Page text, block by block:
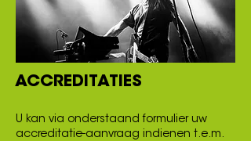
ACCREDITATIES
U kan via onderstaand formulier uw
accreditatie-aanvraag indienen t.e.m.